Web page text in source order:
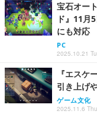
宝石オー
ド』11月
にも対応
PC
2025.10.21
『エスケ
引き上げ
ゲーム文化
2025.11.6